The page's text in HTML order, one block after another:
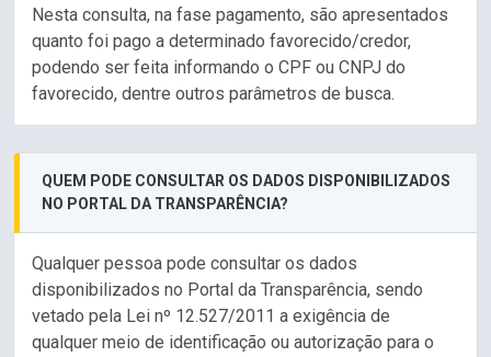
Nesta consulta, na fase pagamento, são apresentados
quanto foi pago a determinado favorecido/credor,
podendo ser feita informando o CPF ou CNPJ do
favorecido, dentre outros parâmetros de busca.
QUEM PODE CONSULTAR OS DADOS DISPONIBILIZADOS
NO PORTAL DA TRANSPARÊNCIA?
Qualquer pessoa pode consultar os dados
disponibilizados no Portal da Transparência, sendo
vetado pela Lei nº 12.527/2011 a exigência de
qualquer meio de identificação ou autorização para o